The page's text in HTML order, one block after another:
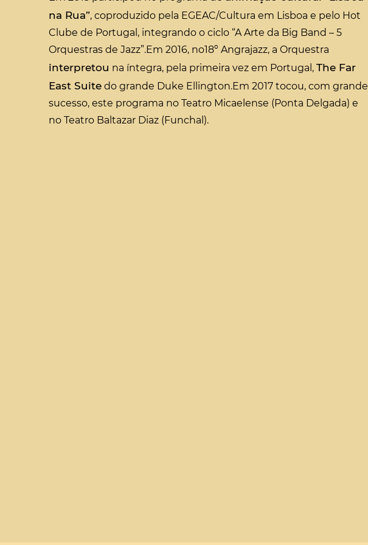
na Rua”, coproduzido pela EGEAC/Cultura em Lisboa e pelo Hot
Clube de Portugal, integrando o ciclo “A Arte da Big Band – 5
Orquestras de Jazz”.Em 2016, no18º Angrajazz, a Orquestra
interpretou na íntegra, pela primeira vez em Portugal, The Far
East Suite do grande Duke Ellington.Em 2017 tocou, com grande
sucesso, este programa no Teatro Micaelense (Ponta Delgada) e
no Teatro Baltazar Diaz (Funchal).